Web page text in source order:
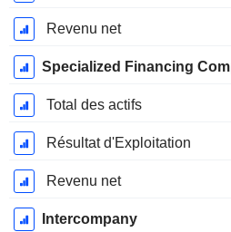
Revenu net
Specialized Financing
Total des actifs
Résultat d'Exploitation
Revenu net
Intercompany